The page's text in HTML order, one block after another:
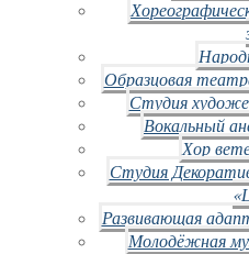
Образцовая
Студия
Вокальный
Хор
Студия
Развивающая
Молодёжная